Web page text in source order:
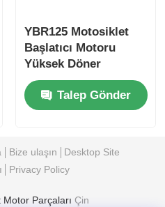
YBR125 Motosiklet
Başlatıcı Motoru
Yüksek Döner
Başlatıcı Güç
BileşenleriTalep Gönder
Bize ulaşın
Desktop Site
Privacy Policy
Motor Parçaları Çin